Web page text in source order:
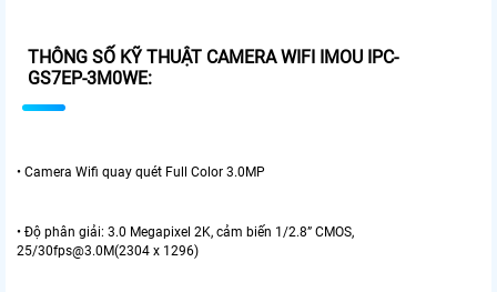
THÔNG SỐ KỸ THUẬT CAMERA WIFI IMOU IPC-
GS7EP-3M0WE:
• Camera Wifi quay quét Full Color 3.0MP
• Độ phân giải: 3.0 Megapixel 2K, cảm biến 1/2.8” CMOS,
25/30fps@3.0M(2304 x 1296)